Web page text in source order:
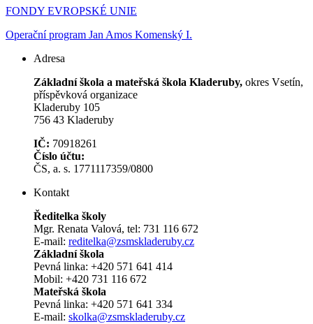
FONDY EVROPSKÉ UNIE
Operační program Jan Amos Komenský I.
Adresa
Základní škola a mateřská škola Kladeruby, okres Vsetín,
příspěvková organizace
Kladeruby 105
756 43 Kladeruby
IČ: 70918261
Číslo účtu:
ČS, a. s. 1771117359/0800
Kontakt
Ředitelka školy
Mgr. Renata Valová, tel: 731 116 672
E-mail: reditelka@zsmskladeruby.cz
Základní škola
Pevná linka: +420 571 641 414
Mobil: +420 731 116 672
Mateřská škola
Pevná linka: +420 571 641 334
E-mail: skolka@zsmskladeruby.cz